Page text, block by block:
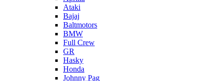
Ataki
Bajaj
Baltmotors
BMW
Full Crew
GR
Hasky
Honda
Johnny Pag